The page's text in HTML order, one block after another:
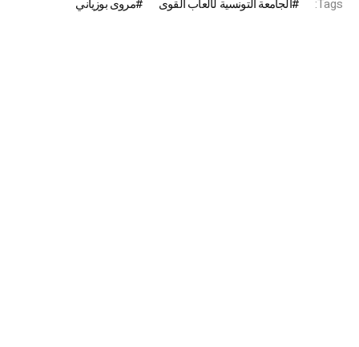
Tags: الجامعة التونسية لألعاب القوى مروى بوزياني